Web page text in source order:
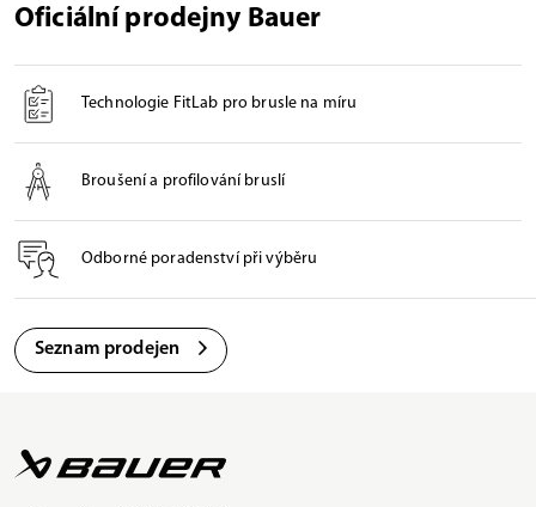
Oficiální prodejny Bauer
Technologie FitLab pro brusle na míru
Broušení a profilování bruslí
Odborné poradenství při výběru
Seznam prodejen